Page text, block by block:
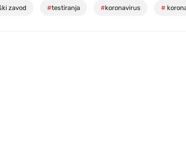
zavod #testiranja #koronavirus #